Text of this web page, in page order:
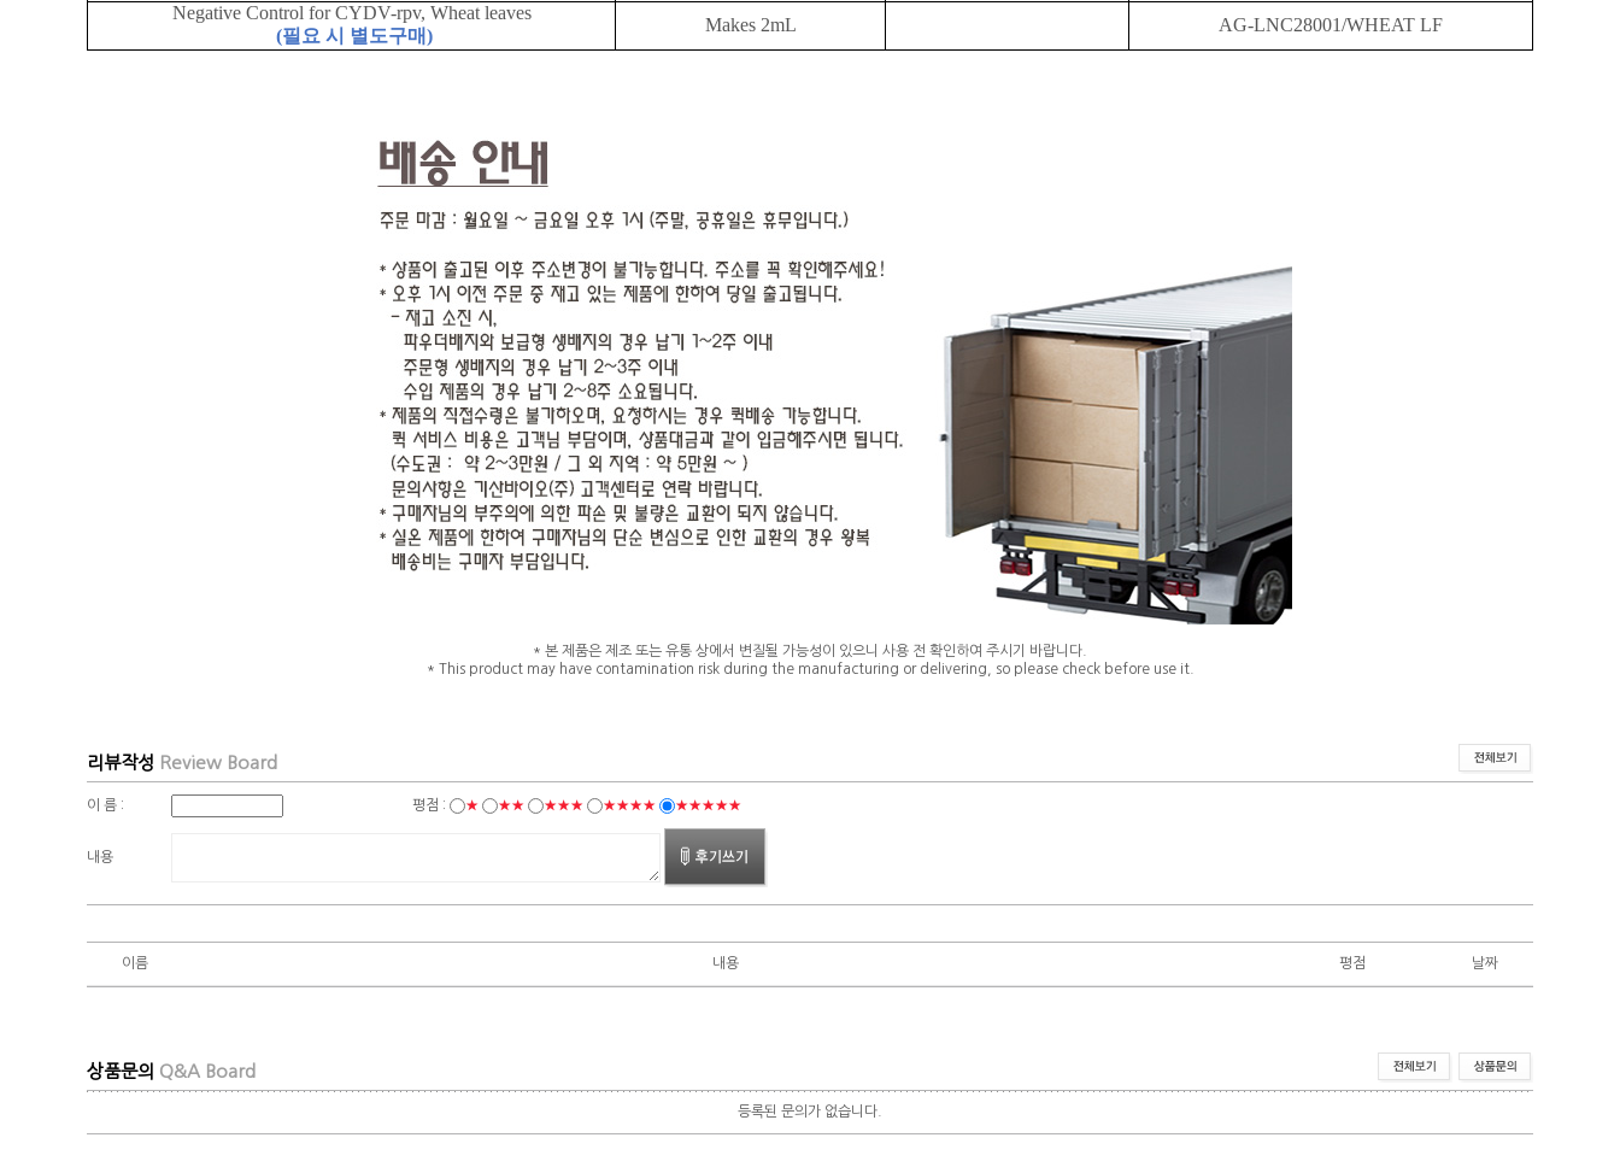
Negative Control for CYDV-rpv, Wheat leaves
(필요 시 별도구매)
Makes 2mL AG-LNC28001/WHEAT LF
* 본 제품은 제조 또는 유통 상에서 변질될 가능성이 있으니 사용 전 확인하여 주시기 바랍니다.
* This product may have contamination risk during the manufacturing or delivering, so please check before use it.
리뷰작성 Review Board
이 름 : 평점 : ★ ★★ ★★★ ★★★★ ★★★★★
내용
이름 내용 평점 날짜
상품문의 Q&A Board
등록된 문의가 없습니다.